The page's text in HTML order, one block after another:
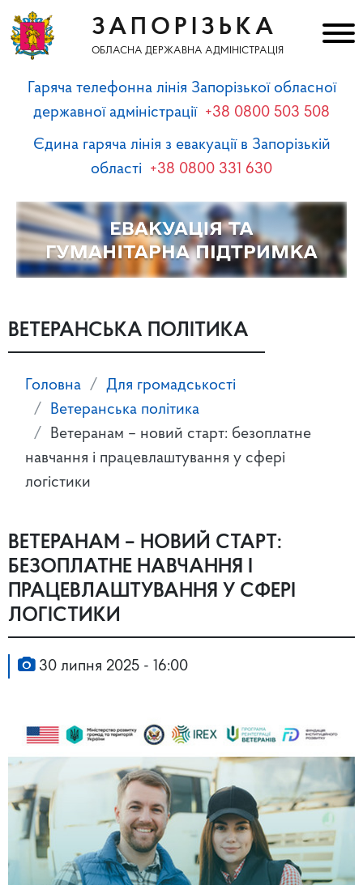
ЗАПОРІЗЬКА
ОБЛАСНА ДЕРЖАВНА АДМІНІСТРАЦІЯ
Гаряча телефонна лінія Запорізької обласної
державної адміністрації +38 0800 503 508
Єдина гаряча лінія з евакуації в Запорізькій
області +38 0800 331 630
ВЕТЕРАНСЬКА ПОЛІТИКА
Головна
Для громадськості
Ветеранська політика
Ветеранам – новий старт: безоплатне
навчання і працевлаштування у сфері
логістики
ВЕТЕРАНАМ – НОВИЙ СТАРТ:
БЕЗОПЛАТНЕ НАВЧАННЯ І
ПРАЦЕВЛАШТУВАННЯ У СФЕРІ
ЛОГІСТИКИ
30 липня 2025 - 16:00